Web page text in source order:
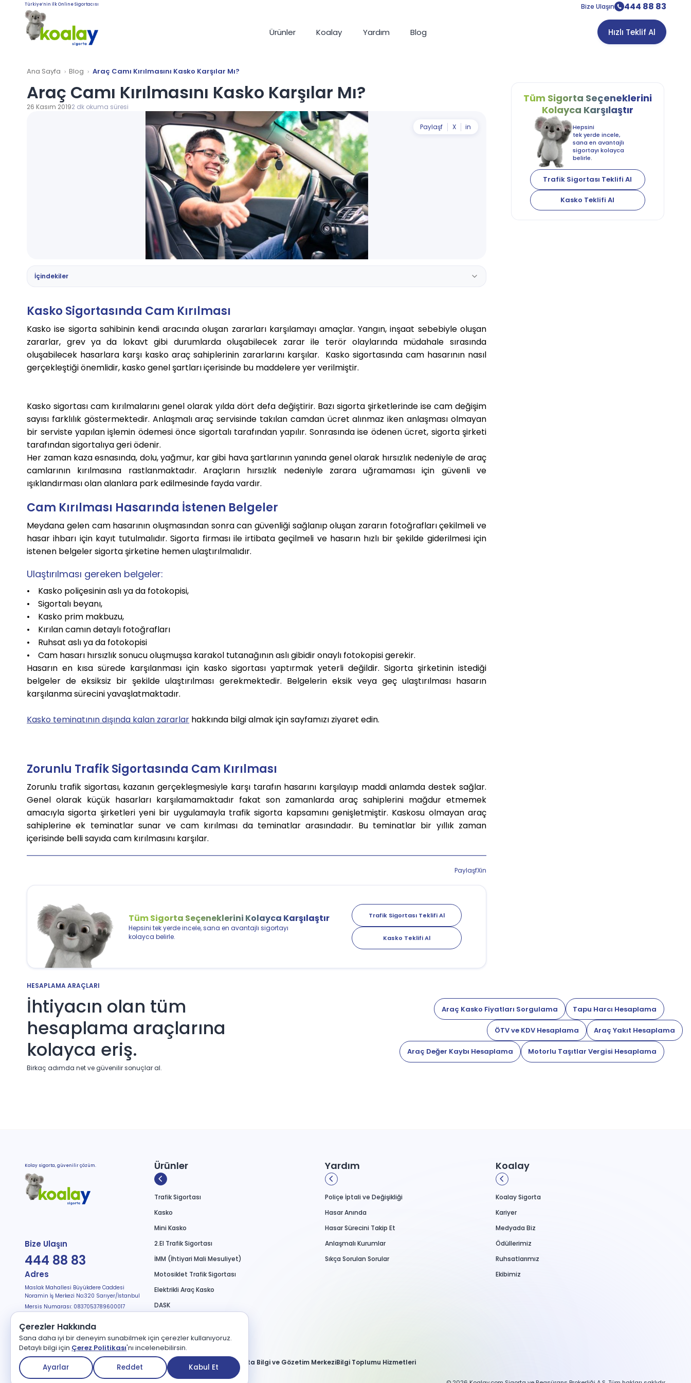
Çerezler Hakkında
Sana daha iyi bir deneyim sunabilmek için çerezler kullanıyoruz.
Detaylı bilgi için Çerez Politikası'nı incelenebilirsin.
Ayarlar
Reddet Kabul Et
Bize Ulaşın 444 88 83
Türkiye’nin İlk Online Sigortacısı
Ürünler Koalay Yardım Blog Hızlı Teklif Al
Ana Sayfa Blog Araç Camı Kırılmasını Kasko Karşılar Mı?
Araç Camı Kırılmasını Kasko Karşılar Mı?
26 Kasım 20192 dk okuma süresi
Paylaşf X in
İçindekiler
Kasko Sigortasında Cam Kırılması
Kasko ise sigorta sahibinin kendi aracında oluşan zararları karşılamayı amaçlar. Yangın, inşaat sebebiyle oluşan
zararlar, grev ya da lokavt gibi durumlarda oluşabilecek zarar ile terör olaylarında müdahale sırasında
oluşabilecek hasarlara karşı kasko araç sahiplerinin zararlarını karşılar. Kasko sigortasında cam hasarının nasıl
gerçekleştiği önemlidir, kasko genel şartları içerisinde bu maddelere yer verilmiştir.
Kasko sigortası cam kırılmalarını genel olarak yılda dört defa değiştirir. Bazı sigorta şirketlerinde ise cam değişim
sayısı farklılık göstermektedir. Anlaşmalı araç servisinde takılan camdan ücret alınmaz iken anlaşması olmayan
bir serviste yapılan işlemin ödemesi önce sigortalı tarafından yapılır. Sonrasında ise ödenen ücret, sigorta şirketi
tarafından sigortalıya geri ödenir.
Her zaman kaza esnasında, dolu, yağmur, kar gibi hava şartlarının yanında genel olarak hırsızlık nedeniyle de araç
camlarının kırılmasına rastlanmaktadır. Araçların hırsızlık nedeniyle zarara uğramaması için güvenli ve
ışıklandırması olan alanlara park edilmesinde fayda vardır.
Cam Kırılması Hasarında İstenen Belgeler
Meydana gelen cam hasarının oluşmasından sonra can güvenliği sağlanıp oluşan zararın fotoğrafları çekilmeli ve
hasar ihbarı için kayıt tutulmalıdır. Sigorta firması ile irtibata geçilmeli ve hasarın hızlı bir şekilde giderilmesi için
istenen belgeler sigorta şirketine hemen ulaştırılmalıdır.
Ulaştırılması gereken belgeler:
• Kasko poliçesinin aslı ya da fotokopisi,
• Sigortalı beyanı,
• Kasko prim makbuzu,
• Kırılan camın detaylı fotoğrafları
• Ruhsat aslı ya da fotokopisi
• Cam hasarı hırsızlık sonucu oluşmuşsa karakol tutanağının aslı gibidir onaylı fotokopisi gerekir.
Hasarın en kısa sürede karşılanması için kasko sigortası yaptırmak yeterli değildir. Sigorta şirketinin istediği
belgeler de eksiksiz bir şekilde ulaştırılması gerekmektedir. Belgelerin eksik veya geç ulaştırılması hasarın
karşılanma sürecini yavaşlatmaktadır.
Kasko teminatının dışında kalan zararlar hakkında bilgi almak için sayfamızı ziyaret edin.
Zorunlu Trafik Sigortasında Cam Kırılması
Zorunlu trafik sigortası, kazanın gerçekleşmesiyle karşı tarafın hasarını karşılayıp maddi anlamda destek sağlar.
Genel olarak küçük hasarları karşılamamaktadır fakat son zamanlarda araç sahiplerini mağdur etmemek
amacıyla sigorta şirketleri yeni bir uygulamayla trafik sigorta kapsamını genişletmiştir. Kaskosu olmayan araç
sahiplerine ek teminatlar sunar ve cam kırılması da teminatlar arasındadır. Bu teminatlar bir yıllık zaman
içerisinde belli sayıda cam kırılmasını karşılar.
PaylaşfXin
Tüm Sigorta Seçeneklerini Kolayca Karşılaştır
Hepsini tek yerde incele, sana en avantajlı sigortayı
kolayca belirle.
Trafik Sigortası Teklifi Al
Kasko Teklifi Al
Tüm Sigorta Seçeneklerini
Kolayca Karşılaştır
Hepsini
tek yerde incele,
sana en avantajlı
sigortayı kolayca
belirle.
Trafik Sigortası Teklifi Al
Kasko Teklifi Al
HESAPLAMA ARAÇLARI
İhtiyacın olan tüm
hesaplama araçlarına
kolayca eriş.
Birkaç adımda net ve güvenilir sonuçlar al.
Araç Kasko Fiyatları Sorgulama Tapu Harcı Hesaplama
ÖTV ve KDV Hesaplama Araç Yakıt Hesaplama
Araç Değer Kaybı Hesaplama Motorlu Taşıtlar Vergisi Hesaplama
Kolay sigorta, güvenilir çözüm.
Bize Ulaşın
444 88 83
Adres
Maslak Mahallesi Büyükdere Caddesi
Noramin İş Merkezi No:320 Sarıyer/İstanbul
Mersis Numarası: 0837053789600017
Ürünler
Trafik Sigortası
Kasko
Mini Kasko
2.El Trafik Sigortası
İMM (İhtiyari Mali Mesuliyet)
Motosiklet Trafik Sigortası
Elektrikli Araç Kasko
DASK
Tamamlayıcı Sağlık
Yardım
Poliçe İptali ve Değişikliği
Hasar Anında
Hasar Sürecini Takip Et
Anlaşmalı Kurumlar
Sıkça Sorulan Sorular
Koalay
Koalay Sigorta
Kariyer
Medyada Biz
Ödüllerimiz
Ruhsatlarımız
Ekibimiz
Kişisel Verilerin Korunması Çerez PolitikasıKullanıcı Sözleşmesi Sigorta Bilgi ve Gözetim MerkeziBilgi Toplumu Hizmetleri